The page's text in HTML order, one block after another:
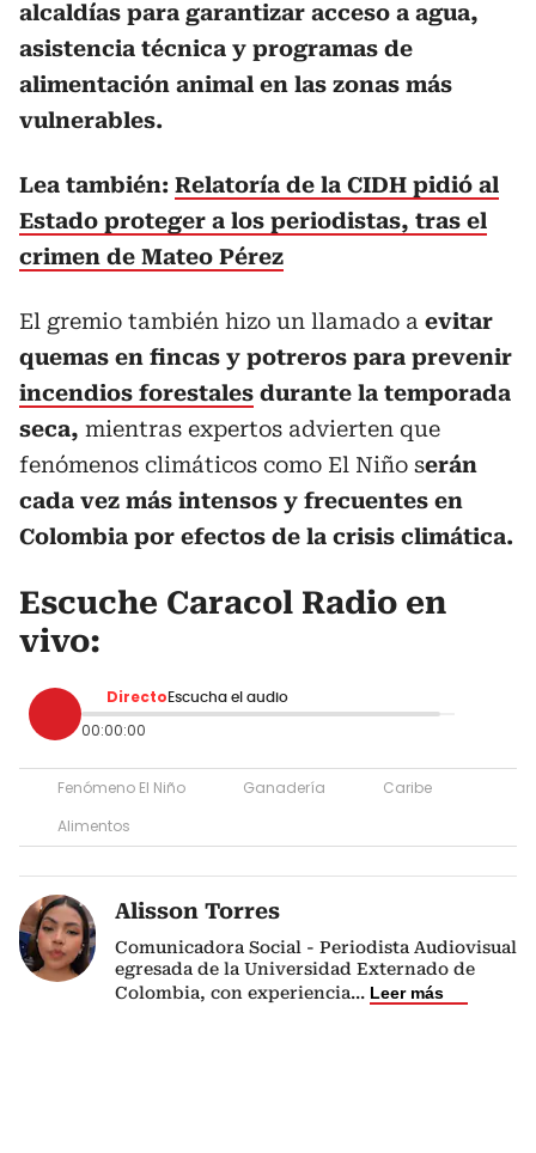
alcaldías para garantizar acceso a agua,
asistencia técnica y programas de
alimentación animal en las zonas más
vulnerables.
Lea también: Relatoría de la CIDH pidió al
Estado proteger a los periodistas, tras el
crimen de Mateo Pérez
El gremio también hizo un llamado a evitar
quemas en fincas y potreros para prevenir
incendios forestales durante la temporada
seca, mientras expertos advierten que
fenómenos climáticos como El Niño serán
cada vez más intensos y frecuentes en
Colombia por efectos de la crisis climática.
Escuche Caracol Radio en
vivo:
Directo Escucha el audio
00:00:00
Fenómeno El Niño Ganadería
Caribe
Alimentos
Alisson Torres
Comunicadora Social - Periodista Audiovisual
egresada de la Universidad Externado de
Colombia, con experiencia... Leer más